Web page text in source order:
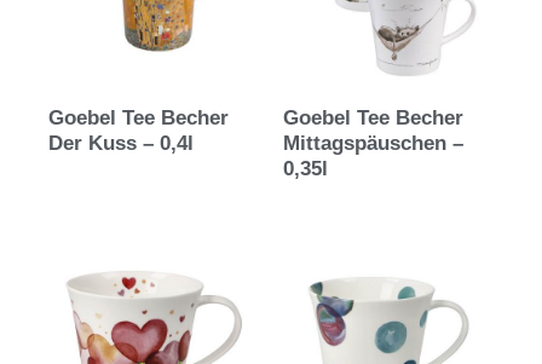
Goebel Tee Becher
Der Kuss – 0,4l
Goebel Tee Becher
Mittagspäuschen –
0,35l